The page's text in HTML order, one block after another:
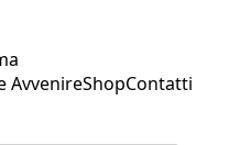
AvvenireShopContatti